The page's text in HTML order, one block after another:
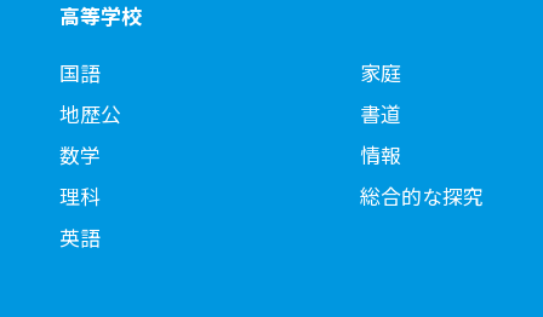
高等学校
国語
地歴公
数学
理科
英語
家庭
書道
情報
総合的な探究